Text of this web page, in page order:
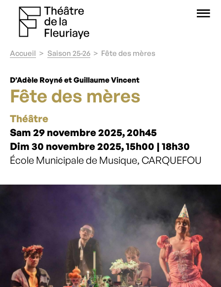
Accueil Saison 25-26 Fête des mères
D’Adèle Royné et Guillaume Vincent
Fête des mères
Théâtre
Sam 29 novembre 2025, 20h45
Dim 30 novembre 2025, 15h00 | 18h30
École Municipale de Musique, CARQUEFOU